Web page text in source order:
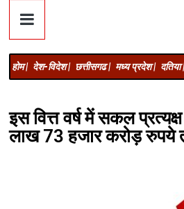
होम | देश-विदेश | छत्तीसगढ | मध्य प्रदेश | दतिया
इस वित्त वर्ष में सकल
लाख 73 हजार करोड़ रुपये